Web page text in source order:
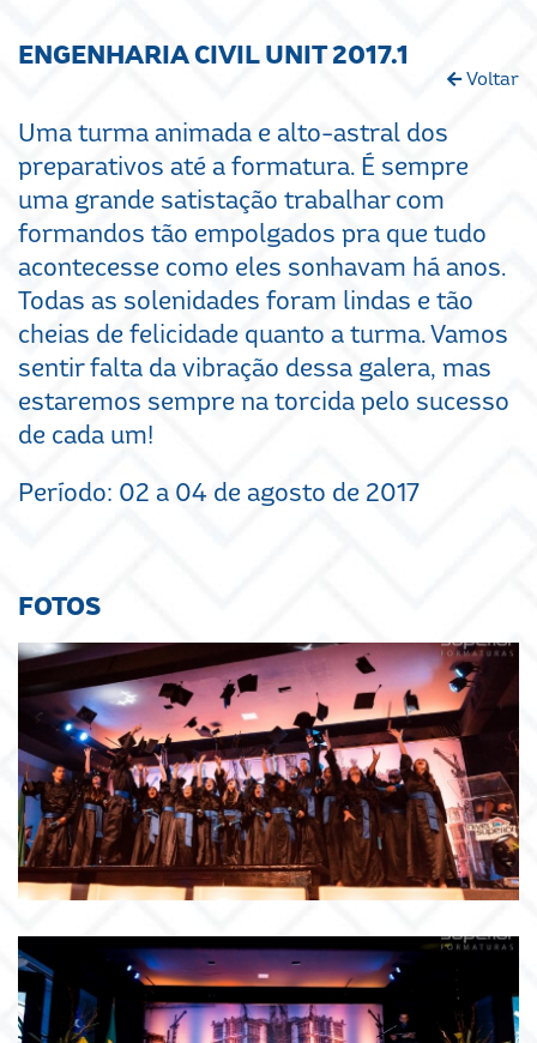
ENGENHARIA CIVIL UNIT 2017.1
Voltar
Uma turma animada e alto-astral dos
preparativos até a formatura. É sempre
uma grande satistação trabalhar com
formandos tão empolgados pra que tudo
acontecesse como eles sonhavam há anos.
Todas as solenidades foram lindas e tão
cheias de felicidade quanto a turma. Vamos
sentir falta da vibração dessa galera, mas
estaremos sempre na torcida pelo sucesso
de cada um!
Período: 02 a 04 de agosto de 2017
FOTOS